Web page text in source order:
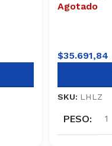
Agotado
$35.691,84
SKU: LHLZ
PESO 1